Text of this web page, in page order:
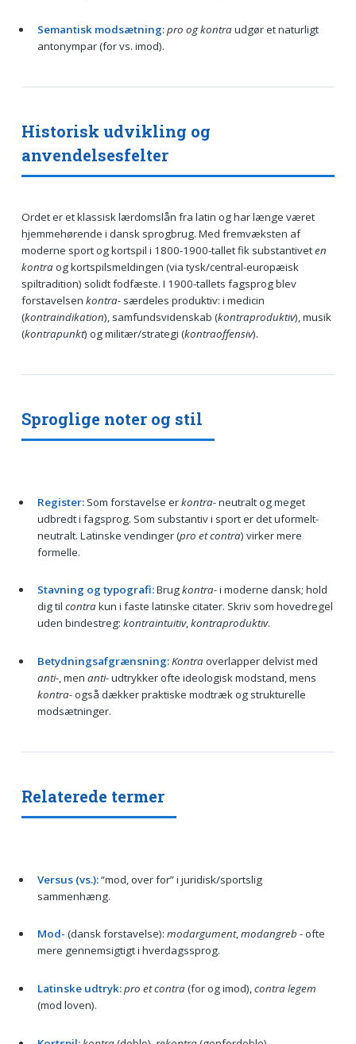
Semantisk modsætning:pro og kontraudgør et naturligt
antonympar (for vs. imod).
Historisk udvikling og
anvendelsesfelter
Ordet er et klassisk lærdomslån fra latin og har længe været
hjemmehørende i dansk sprogbrug. Med fremvæksten af
moderne sport og kortspil i 1800-1900-tallet fik substantiveten
kontraog kortspilsmeldingen (via tysk/central-europæisk
spiltradition) solidt fodfæste. I 1900-tallets fagsprog blev
forstavelsen kontra-særdeles produktiv: i medicin
(kontraindikation), samfundsvidenskab (kontraproduktiv), musik
(kontrapunkt) og militær/strategi (kontraoffensiv).
Sproglige noter og stil
Register:Som forstavelse erkontra-neutralt og meget
udbredt i fagsprog. Som substantiv i sport er det uformelt-
neutralt. Latinske vendinger (pro et contra) virker mere
formelle.
Stavning og typografi:Brugkontra-i moderne dansk; hold
dig til contrakun i faste latinske citater. Skriv som hovedregel
uden bindestreg: kontraintuitiv,kontraproduktiv.
Betydningsafgrænsning:Kontraoverlapper delvist med
anti-, men anti-udtrykker ofte ideologisk modstand, mens
kontra-også dækker praktiske modtræk og strukturelle
modsætninger.
Relaterede termer
Versus (vs.):“mod, over for” i juridisk/sportslig
sammenhæng.
Mod- (dansk forstavelse): modargument,modangreb - ofte
mere gennemsigtigt i hverdagssprog.
Latinske udtryk:pro et contra(for og imod),contra legem
(mod loven).